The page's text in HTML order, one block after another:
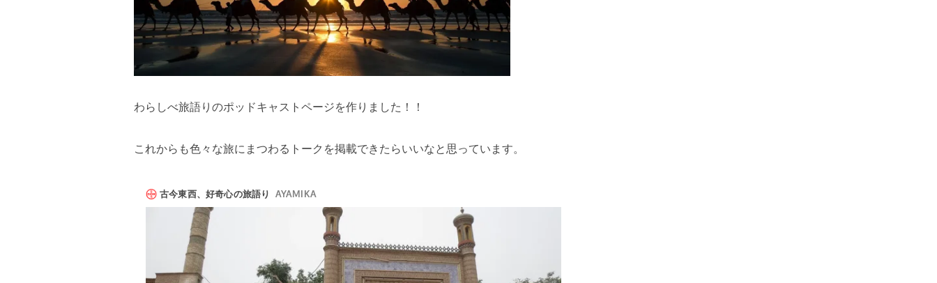
わらしべ旅語りのポッドキャストページを作りました！！
これからも色々な旅にまつわるトークを掲載できたらいいなと思っています。